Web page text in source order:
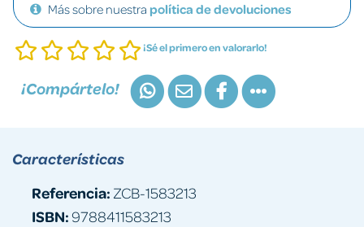
Más sobre nuestra política de devoluciones
¡Sé el primero en valorarlo!
¡Compártelo!
Características
Referencia: ZCB-1583213
ISBN:9788411583213